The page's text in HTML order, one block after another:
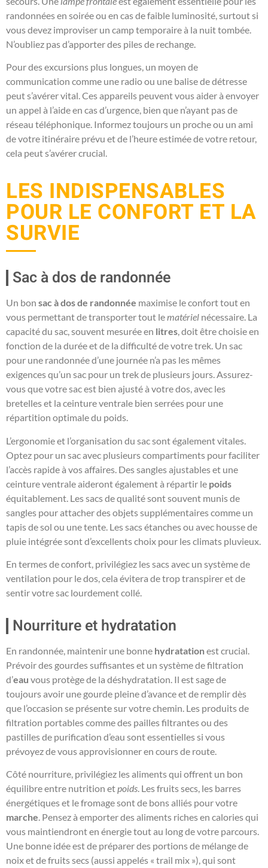
randonnées en soirée ou en cas de faible luminosité, surtout si
vous devez improviser un camp temporaire à la nuit tombée.
N’oubliez pas d’apporter des piles de rechange.
Pour des excursions plus longues, un moyen de
communication comme une radio ou une balise de détresse
peut s’avérer vital. Ces appareils peuvent vous aider à envoyer
un appel à l’aide en cas d’urgence, bien que n’ayant pas de
réseau téléphonique. Informez toujours un proche ou un ami
de votre itinéraire prévu et de l’heure estimée de votre retour,
cela peut s’avérer crucial.
LES INDISPENSABLES
POUR LE CONFORT ET LA
SURVIE
Sac à dos de randonnée
Un bon sac à dos de randonnée maximise le confort tout en
vous permettant de transporter tout lematériel nécessaire. La
capacité du sac, souvent mesurée en litres, doit être choisie en
fonction de la durée et de la difficulté de votre trek. Un sac
pour une randonnée d’une journée n’a pas les mêmes
exigences qu’un sac pour un trek de plusieurs jours. Assurez-
vous que votre sac est bien ajusté à votre dos, avec les
bretelles et la ceinture ventrale bien serrées pour une
répartition optimale du poids.
L’ergonomie et l’organisation du sac sont également vitales.
Optez pour un sac avec plusieurs compartiments pour faciliter
l’accès rapide à vos affaires. Des sangles ajustables et une
ceinture ventrale aideront également à répartir le poids
équitablement. Les sacs de qualité sont souvent munis de
sangles pour attacher des objets supplémentaires comme un
tapis de sol ou une tente. Les sacs étanches ou avec housse de
pluie intégrée sont d’excellents choix pour les climats pluvieux.
En termes de confort, privilégiez les sacs avec un système de
ventilation pour le dos, cela évitera de trop transpirer et de
sentir votre sac lourdement collé.
Nourriture et hydratation
En randonnée, maintenir une bonne hydratationest crucial.
Prévoir des gourdes suffisantes et un système de filtration
d’eau vous protège de la déshydratation. Il est sage de
toujours avoir une gourde pleine d’avance et de remplir dès
que l’occasion se présente sur votre chemin. Les produits de
filtration portables comme des pailles filtrantes ou des
pastilles de purification d’eau sont essentielles si vous
prévoyez de vous approvisionner en cours de route.
Côté nourriture, privilégiez les aliments qui offrent un bon
équilibre entre nutrition etpoids. Les fruits secs, les barres
énergétiques et le fromage sont de bons alliés pour votre
marche. Pensez à emporter des aliments riches en calories qui
vous maintiendront en énergie tout au long de votre parcours.
Une bonne idée est de préparer des portions de mélange de
noix et de fruits secs (aussi appelés « trail mix »), qui sont